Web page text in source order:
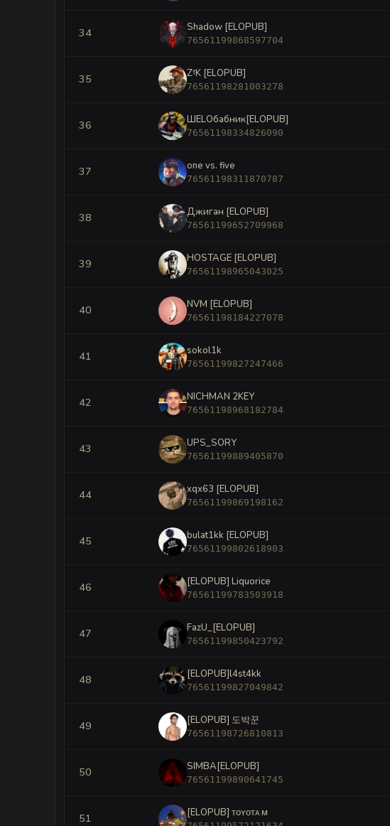
34 Shadow [ELOPUB]
76561199868597704
35 Z†K [ELOPUB]
76561198281003278
36 ШELOбабник[ELOPUB]
76561198334826090
37 one vs. five
76561198311870787
38 Джиган [ELOPUB]
76561199652709968
39 HOSTAGE [ELOPUB]
76561198965043025
40 NVM [ELOPUB]
76561198184227078
41 sokol1k
76561199827247466
42 NIСHMAN 2KEY
76561198968182784
43 UPS_SORY
76561199889405870
44 xqx63 [ELOPUB]
76561199869198162
45 bulat1kk [ELOPUB]
76561199802618903
46 [ELOPUB] Liquorice
76561199783503918
47 FazU_[ELOPUB]
76561199850423792
48 [ELOPUB]l4st4kk
76561199827049842
49 [ELOPUB] 도박꾼
76561198726810813
50 SIMBA[ELOPUB]
76561199890641745
51 [ELOPUB] ᴛᴏʏᴏᴛᴀ ᴍ